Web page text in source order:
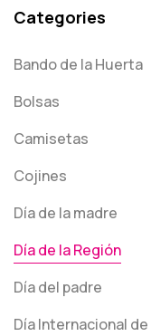
Categories
Bando de la Huerta
Bolsas
Camisetas
Cojines
Día de la madre
Día de la Región
Día del padre
Día Internacional